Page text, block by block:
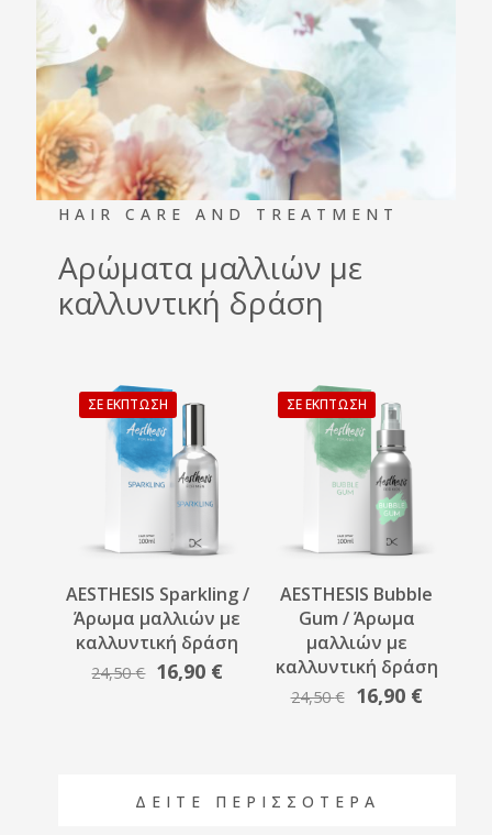
HAIR CARE AND TREATMENT
Αρώματα μαλλιών με
καλλυντική δράση
ΣΕ ΈΚΠΤΩΣΗ
AESTHESIS Sparkling /
Άρωμα μαλλιών με
καλλυντική δράση
24,50€ Original
16,90 €Η
τρέχουσα
ΣΕ ΈΚΠΤΩΣΗ
AESTHESIS Bubble
Gum / Άρωμα
μαλλιών με
καλλυντική δράση
24,50€
Original
16,90 €Η
ΔΕΙΤΕ ΠΕΡΙΣΣΟΤΕΡΑ